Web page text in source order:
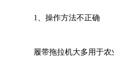
1 、操作方法不正确
履带拖拉机大多用于农业